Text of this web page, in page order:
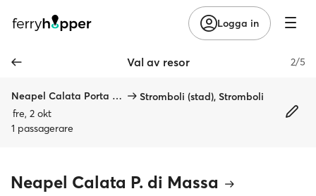
Logga in
Val av resor 2/5
Neapel Calata Porta di Massa
Stromboli (stad), Stromboli
fre, 2 okt
1 passagerare
Neapel Calata P. di Massa